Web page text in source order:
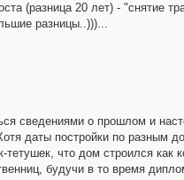
(разница 20 лет) - "снятие
разницы..)))...
сведениями о прошлом и
даты постройки по разным
тетушек, что дом строился
будучи в то время